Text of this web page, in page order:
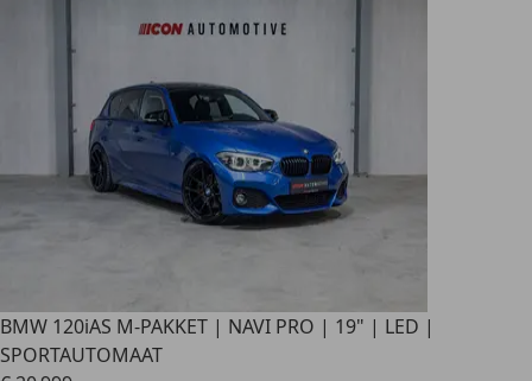
BMW 120iAS M-PAKKET | NAVI PRO | 19" | LED |
SPORTAUTOMAAT